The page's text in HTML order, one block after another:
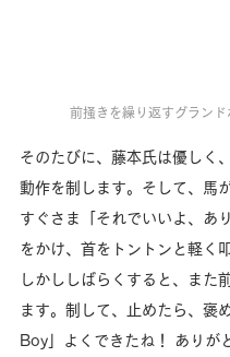
前掻きを繰り返すグランド
そのたびに、藤本氏は優しく
動作を制します。そして、馬
すぐさま「それでいいよ、あ
をかけ、首をトントンと軽く
しかししばらくすると、また
ます。制して、止めたら、褒
Boy」よくできたね！ ありが